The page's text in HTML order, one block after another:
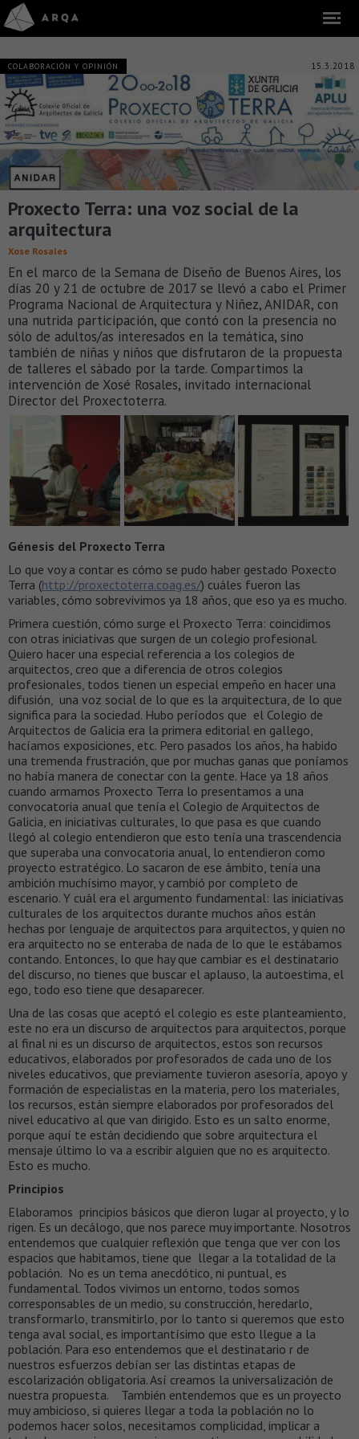
COLABORACIÓN Y OPINIÓN 15.3.2018
Proxecto Terra: una voz social de la
arquitectura
Xose Rosales
En el marco de la Semana de Diseño de Buenos Aires, los
días 20 y 21 de octubre de 2017 se llevó a cabo el Primer
Programa Nacional de Arquitectura y Niñez, ANIDAR, con
una nutrida participación, que contó con la presencia no
sólo de adultos/as interesados en la temática, sino
también de niñas y niños que disfrutaron de la propuesta
de talleres el sábado por la tarde. Compartimos la
intervención de Xosé Rosales, invitado internacional
Director del Proxectoterra.
Génesis del Proxecto Terra
Lo que voy a contar es cómo se pudo haber gestado Poxecto
Terra (http://proxectoterra.coag.es/) cuáles fueron las
variables, cómo sobrevivimos ya 18 años, que eso ya es mucho.
Primera cuestión, cómo surge el Proxecto Terra: coincidimos
con otras iniciativas que surgen de un colegio profesional.
Quiero hacer una especial referencia a los colegios de
arquitectos, creo que a diferencia de otros colegios
profesionales, todos tienen un especial empeño en hacer una
difusión, una voz social de lo que es la arquitectura, de lo que
significa para la sociedad. Hubo períodos que el Colegio de
Arquitectos de Galicia era la primera editorial en gallego,
hacíamos exposiciones, etc. Pero pasados los años, ha habido
una tremenda frustración, que por muchas ganas que poníamos
no había manera de conectar con la gente. Hace ya 18 años
cuando armamos Proxecto Terra lo presentamos a una
convocatoria anual que tenía el Colegio de Arquitectos de
Galicia, en iniciativas culturales, lo que pasa es que cuando
llegó al colegio entendieron que esto tenía una trascendencia
que superaba una convocatoria anual, lo entendieron como
proyecto estratégico. Lo sacaron de ese ámbito, tenía una
ambición muchísimo mayor, y cambió por completo de
escenario. Y cuál era el argumento fundamental: las iniciativas
culturales de los arquitectos durante muchos años están
hechas por lenguaje de arquitectos para arquitectos, y quien no
era arquitecto no se enteraba de nada de lo que le estábamos
contando. Entonces, lo que hay que cambiar es el destinatario
del discurso, no tienes que buscar el aplauso, la autoestima, el
ego, todo eso tiene que desaparecer.
Una de las cosas que aceptó el colegio es este planteamiento,
este no era un discurso de arquitectos para arquitectos, porque
al final ni es un discurso de arquitectos, estos son recursos
educativos, elaborados por profesorados de cada uno de los
niveles educativos, que previamente tuvieron asesoría, apoyo y
formación de especialistas en la materia, pero los materiales,
los recursos, están siempre elaborados por profesorados del
nivel educativo al que van dirigido. Esto es un salto enorme,
porque aquí te están decidiendo que sobre arquitectura el
mensaje último lo va a escribir alguien que no es arquitecto.
Esto es mucho.
Principios
Elaboramos principios básicos que dieron lugar al proyecto, y lo
rigen. Es un decálogo, que nos parece muy importante. Nosotros
entendemos que cualquier reflexión que tenga que ver con los
espacios que habitamos, tiene que llegar a la totalidad de la
población. No es un tema anecdótico, ni puntual, es
fundamental. Todos vivimos un entorno, todos somos
corresponsables de un medio, su construcción, heredarlo,
transformarlo, transmitirlo, por lo tanto si queremos que esto
tenga aval social, es importantísimo que esto llegue a la
población. Para eso entendemos que el destinatario r de
nuestros esfuerzos debían ser las distintas etapas de
escolarización obligatoria. Así creamos la universalización de
nuestra propuesta. También entendemos que es un proyecto
muy ambicioso, si quieres llegar a toda la población no lo
podemos hacer solos, necesitamos complicidad, implicar a